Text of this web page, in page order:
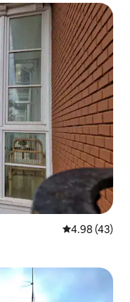
Calificación
4.98 (43)